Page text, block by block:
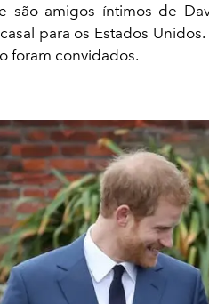
são amigos íntimos de
para os Estados
foram convidados.